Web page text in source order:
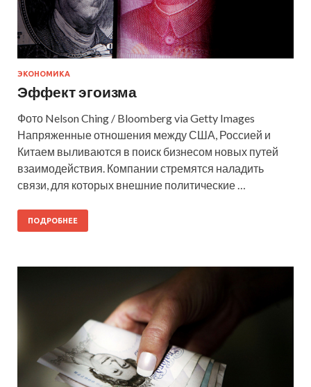
ЭКОНОМИКА
Эффект эгоизма
Фото Nelson Ching / Bloomberg via Getty Images
Напряженные отношения между США, Россией и
Китаем выливаются в поиск бизнесом новых путей
взаимодействия. Компании стремятся наладить
связи, для которых внешние политические …
ПОДРОБНЕЕ